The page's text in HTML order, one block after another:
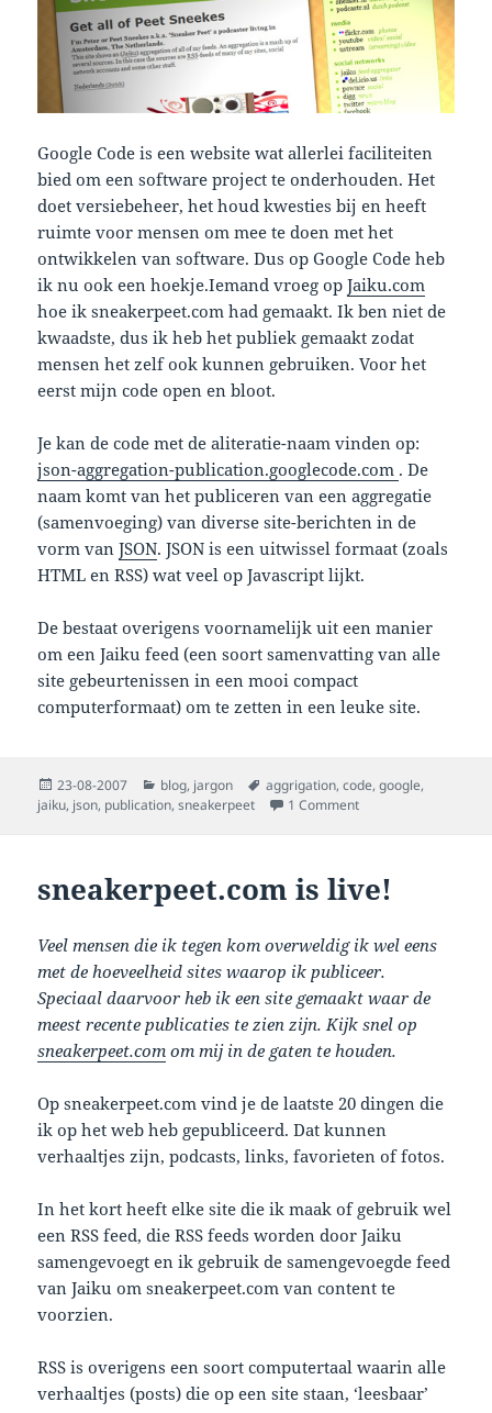
Google Code is een website wat allerlei faciliteiten
bied om een software project te onderhouden. Het
doet versiebeheer, het houd kwesties bij en heeft
ruimte voor mensen om mee te doen met het
ontwikkelen van software. Dus op Google Code heb
ik nu ook een hoekje.Iemand vroeg opJaiku.com
hoe ik sneakerpeet.com had gemaakt. Ik ben niet de
kwaadste, dus ik heb het publiek gemaakt zodat
mensen het zelf ook kunnen gebruiken. Voor het
eerst mijn code open en bloot.
Je kan de code met de aliteratie-naam vinden op:
json-aggregation-publication.googlecode.com . De
naam komt van het publiceren van een aggregatie
(samenvoeging) van diverse site-berichten in de
vorm vanJSON. JSON is een uitwissel formaat (zoals
HTML en RSS) wat veel op Javascript lijkt.
De bestaat overigens voornamelijk uit een manier
om een Jaiku feed (een soort samenvatting van alle
site gebeurtenissen in een mooi compact
computerformaat) om te zetten in een leuke site.
Posted
on
23-08-2007 Categories
blog, jargon Tags
aggrigation,code,google,
jaiku, json, publication,sneakerpeet 1 Commenton mijn eerste
sneakerpeet.com is live!
Veel mensen die ik tegen kom overweldig ik wel eens
met de hoeveelheid sites waarop ik publiceer.
Speciaal daarvoor heb ik een site gemaakt waar de
meest recente publicaties te zien zijn. Kijk snel op
sneakerpeet.com om mij in de gaten te houden.
Op sneakerpeet.com vind je de laatste 20 dingen die
ik op het web heb gepubliceerd. Dat kunnen
verhaaltjes zijn, podcasts, links, favorieten of fotos.
In het kort heeft elke site die ik maak of gebruik wel
een RSS feed, die RSS feeds worden door Jaiku
samengevoegt en ik gebruik de samengevoegde feed
van Jaiku om sneakerpeet.com van content te
voorzien.
RSS is overigens een soort computertaal waarin alle
verhaaltjes (posts) die op een site staan, ‘leesbaar’